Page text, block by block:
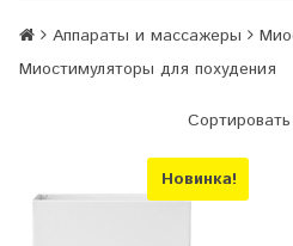
Аппараты и массажеры
Миостимуляторы для похудения
Сортировать
Новинка!